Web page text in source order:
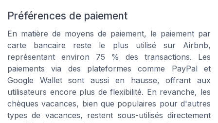
Préférences de paiement
En matière de moyens de paiement, le paiement par
carte bancaire reste le plus utilisé sur Airbnb,
représentant environ 75 % des transactions. Les
paiements via des plateformes comme PayPal et
Google Wallet sont aussi en hausse, offrant aux
utilisateurs encore plus de flexibilité. En revanche, les
chèques vacances, bien que populaires pour d'autres
types de vacances, restent sous-utilisés directement